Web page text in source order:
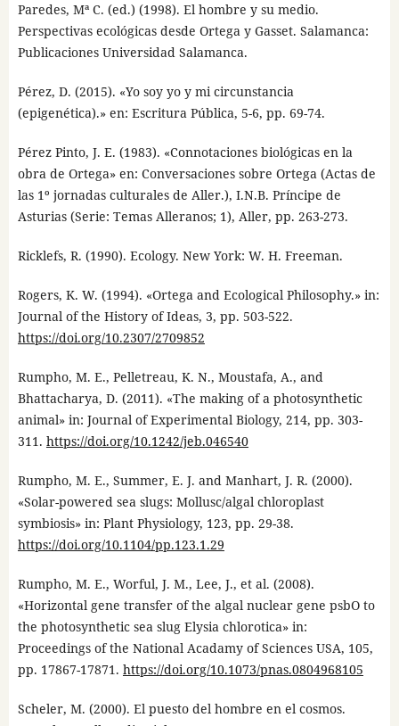
Paredes, Mª C. (ed.) (1998). El hombre y su medio.
Perspectivas ecológicas desde Ortega y Gasset. Salamanca:
Publicaciones Universidad Salamanca.
Pérez, D. (2015). «Yo soy yo y mi circunstancia
(epigenética).» en: Escritura Pública, 5-6, pp. 69-74.
Pérez Pinto, J. E. (1983). «Connotaciones biológicas en la
obra de Ortega» en: Conversaciones sobre Ortega (Actas de
las 1º jornadas culturales de Aller.), I.N.B. Príncipe de
Asturias (Serie: Temas Alleranos; 1), Aller, pp. 263-273.
Ricklefs, R. (1990). Ecology. New York: W. H. Freeman.
Rogers, K. W. (1994). «Ortega and Ecological Philosophy.» in:
Journal of the History of Ideas, 3, pp. 503-522.
https://doi.org/10.2307/2709852
Rumpho, M. E., Pelletreau, K. N., Moustafa, A., and
Bhattacharya, D. (2011). «The making of a photosynthetic
animal» in: Journal of Experimental Biology, 214, pp. 303-
311. https://doi.org/10.1242/jeb.046540
Rumpho, M. E., Summer, E. J. and Manhart, J. R. (2000).
«Solar-powered sea slugs: Mollusc/algal chloroplast
symbiosis» in: Plant Physiology, 123, pp. 29-38.
https://doi.org/10.1104/pp.123.1.29
Rumpho, M. E., Worful, J. M., Lee, J., et al. (2008).
«Horizontal gene transfer of the algal nuclear gene psbO to
the photosynthetic sea slug Elysia chlorotica» in:
Proceedings of the National Acadamy of Sciences USA, 105,
pp. 17867-17871. https://doi.org/10.1073/pnas.0804968105
Scheler, M. (2000). El puesto del hombre en el cosmos.